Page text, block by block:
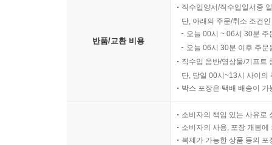
반품/교환 비용
직수입양서/직수입일서중
단, 아래의 주문/취소 조건
오늘 00시 ~ 06시 30분
오늘 06시 30분 이후 주
직수입 음반/영상물/기프트
단, 당일 00시~13시 사이의
박스 포장은 택배 배송이
소비자의 책임 있는 사유로
소비자의 사용, 포장 개봉
복제가 가능한 상품 등의